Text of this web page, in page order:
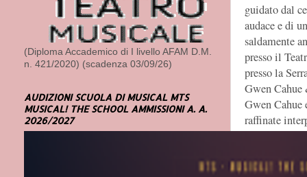
guidato dal
audace e di
saldamente
presso il
presso la
Gwen
Gwen
raffinate
virtuosismo
cartellone
(Diploma Accademico di I livello AFAM D.M.
n. 421/2020) (scadenza 03/09/26)
AUDIZIONI SCUOLA DI MUSICAL MTS
MUSICAL! THE SCHOOL AMMISSIONI A. A.
2026/2027